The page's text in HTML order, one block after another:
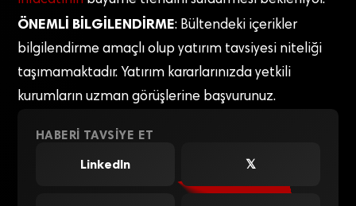
ÖNEMLİ BİLGİLENDİRME: Bültendeki içerikler
bilgilendirme amaçlı olup yatırım tavsiyesi niteliği
taşımamaktadır. Yatırım kararlarınızda yetkili
kurumların uzman görüşlerine başvurunuz.
HABERI TAVSIYE ET
LinkedIn
𝕏